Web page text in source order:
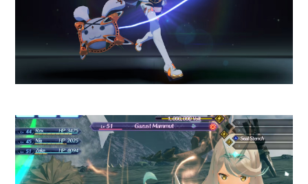
presenta un escenario en el
que no se puede confiar en
nadie, en ninguna
cuesta imaginarlo, dice una
voz al espectador.